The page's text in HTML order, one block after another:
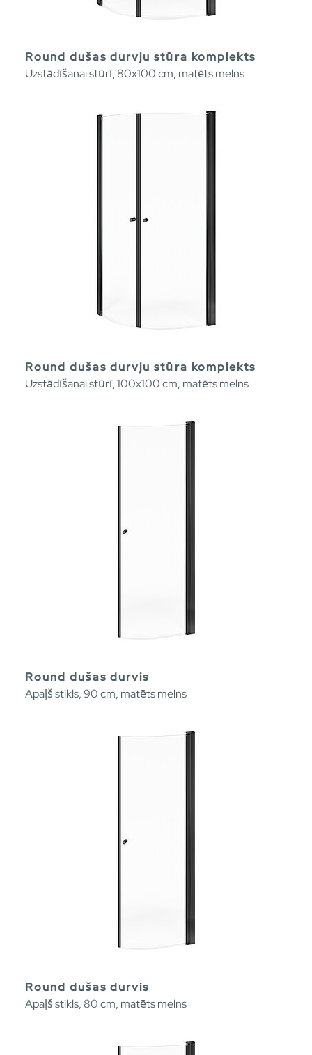
Round dušas durvju stūra komplekts
Uzstādīšanai stūrī, 80x100 cm, matēts melns
Round dušas durvju stūra komplekts
Uzstādīšanai stūrī, 100x100 cm, matēts melns
Round dušas durvis
Apaļš stikls, 90 cm, matēts melns
Round dušas durvis
Apaļš stikls, 80 cm, matēts melns